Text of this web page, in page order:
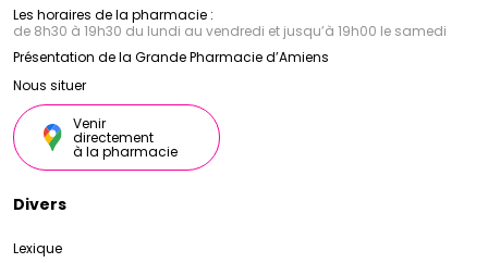
Les horaires de la pharmacie :
de 8h30 à 19h30 du lundi au vendredi et jusqu’à 19h00 le samedi
Présentation de la Grande Pharmacie d’Amiens
Nous situer
Venir
directement
à la pharmacie
Divers
Lexique